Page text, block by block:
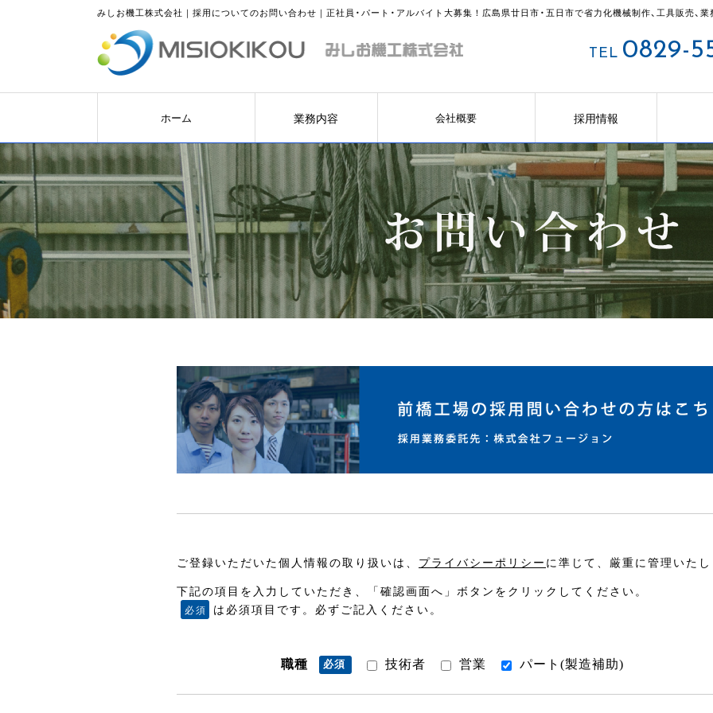
みしお機工株式会社｜採用についてのお問い合わせ｜正社員・パート・アルバイト大募集！広島県廿日市・五日市で省力化機械制作、工具販売、
TEL 0829-
ホーム 業務内容 会社概要 採用情報
ご登録いただいた個人情報の取り扱いは、 プライバシーポリシー に準じて、厳重に管理いた
下記の項目を入力していただき、「確認画面へ」ボタンをクリックしてください。
は必須項目です。必ずご記入ください。
職種 技術者 営業 パート(製造補助)